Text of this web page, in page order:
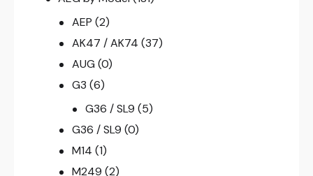
AEP (2)
AK47 / AK74 (37)
AUG (0)
G3 (6)
G36 / SL9 (5)
G36 / SL9 (0)
M14 (1)
M249 (2)